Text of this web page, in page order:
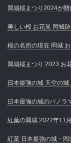
岡城桜まつり2024が開
美しい桜 お花見 岡城跡
桜の名所の現在 岡城
岡城桜まつり 2023 お
日本最強の城 天空の
日本最強の城のパノラ
紅葉の岡城 2022年11
紅葉 日本最強の城・岡